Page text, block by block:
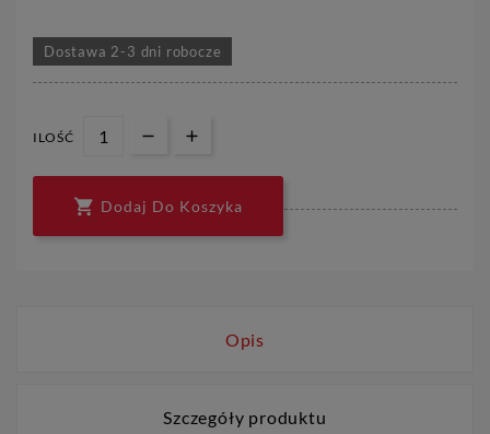
Dostawa 2-3 dni robocze
ILOŚĆ
 Dodaj Do Koszyka
Opis
Szczegóły produktu